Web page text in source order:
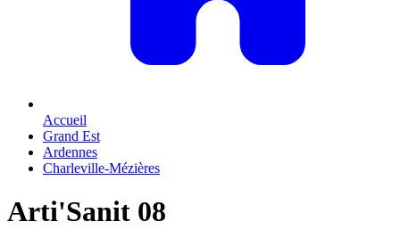
Accueil
Grand Est
Ardennes
Charleville-Mézières
Arti'Sanit 08